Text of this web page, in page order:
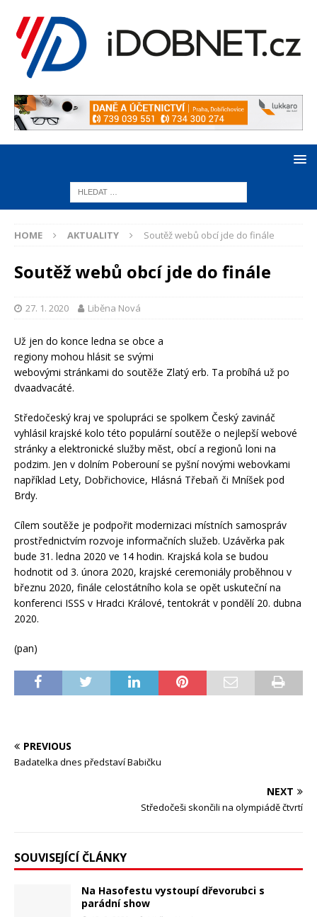
HOME AKTUALITY Soutěž webů obcí jde do finále
Soutěž webů obcí jde do finále
27. 1. 2020 Liběna Nová
Už jen do konce ledna se obce a
regiony mohou hlásit se svými
webovými stránkami do soutěže Zlatý erb. Ta probíhá už po
dvaadvacáté.
Středočeský kraj ve spolupráci se spolkem Český zavináč
vyhlásil krajské kolo této populární soutěže o nejlepší webové
stránky a elektronické služby měst, obcí a regionů loni na
podzim. Jen v dolním Poberouní se pyšní novými webovkami
například Lety, Dobřichovice, Hlásná Třebaň či Mníšek pod
Brdy.
Cílem soutěže je podpořit modernizaci místních samospráv
prostřednictvím rozvoje informačních služeb. Uzávěrka pak
bude 31. ledna 2020 ve 14 hodin. Krajská kola se budou
hodnotit od 3. února 2020, krajské ceremoniály proběhnou v
březnu 2020, finále celostátního kola se opět uskuteční na
konferenci ISSS v Hradci Králové, tentokrát v pondělí 20. dubna
2020.
(pan)
PREVIOUS
Badatelka dnes představí Babičku
NEXT
Středočeši skončili na olympiádě čtvrtí
SOUVISEJÍCÍ ČLÁNKY
Na Hasofestu vystoupí dřevorubci s
parádní show